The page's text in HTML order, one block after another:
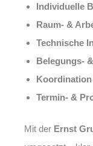
Individuelle
Raum- &
Technische
Belegungs-
Termin- &
Mit der Ernst